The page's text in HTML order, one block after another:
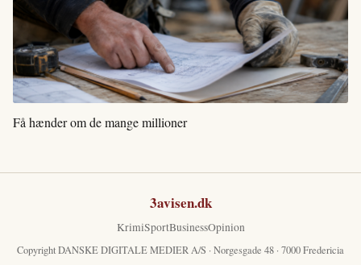
Få hænder om de mange millioner
3avisen.dk
KrimiSportBusinessOpinion
Copyright DANSKE DIGITALE MEDIER A/S · Norgesgade 48 · 7000 Fredericia